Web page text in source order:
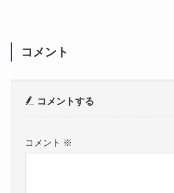
コメント
コメントする
コメント ※